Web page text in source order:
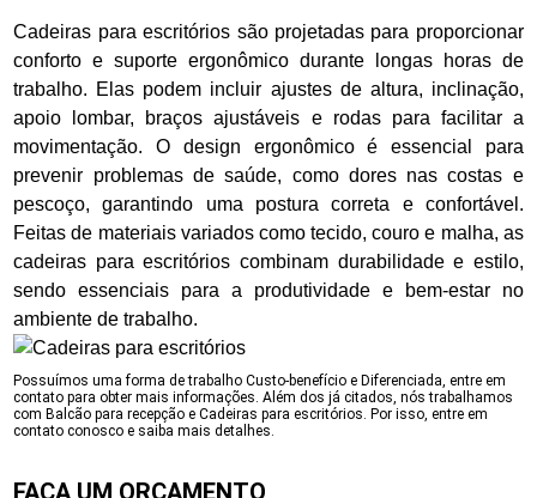
Cadeiras para escritórios são projetadas para proporcionar
conforto e suporte ergonômico durante longas horas de
trabalho. Elas podem incluir ajustes de altura, inclinação,
apoio lombar, braços ajustáveis e rodas para facilitar a
movimentação. O design ergonômico é essencial para
prevenir problemas de saúde, como dores nas costas e
pescoço, garantindo uma postura correta e confortável.
Feitas de materiais variados como tecido, couro e malha, as
cadeiras para escritórios combinam durabilidade e estilo,
sendo essenciais para a produtividade e bem-estar no
ambiente de trabalho.
Possuímos uma forma de trabalho Custo-benefício e Diferenciada, entre em
contato para obter mais informações. Além dos já citados, nós trabalhamos
com Balcão para recepção e Cadeiras para escritórios. Por isso, entre em
contato conosco e saiba mais detalhes.
FAÇA UM ORÇAMENTO